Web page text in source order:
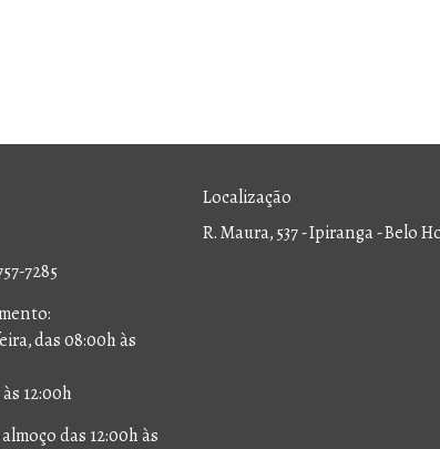
7285
das 08:00h às
12:00h
das 12:00h às
Localização
R. Maura, 537 - Ipiranga - Belo